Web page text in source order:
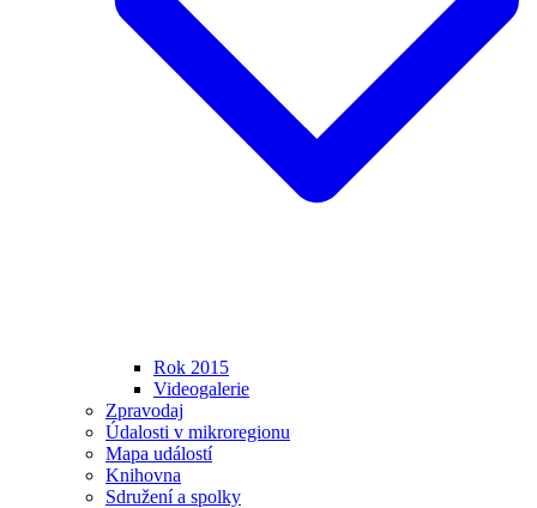
Rok 2015
Videogalerie
Zpravodaj
Údalosti v mikroregionu
Mapa událostí
Knihovna
Sdružení a spolky